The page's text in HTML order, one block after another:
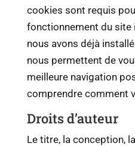
cookies sont requis
fonctionnement du site
nous avons déjà
nous permettent de
meilleure navigation
comprendre comment
Droits d’auteur
Le titre, la conception,